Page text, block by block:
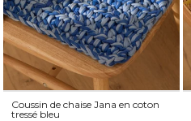
Coussin de chaise Jana en coton
tressé bleu